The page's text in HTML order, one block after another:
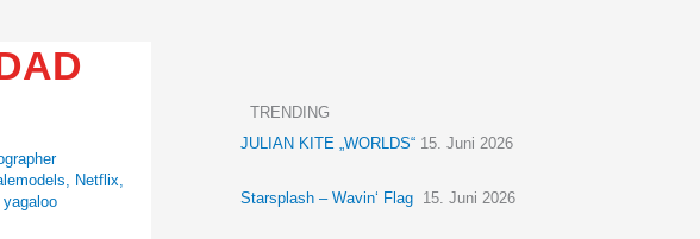
, Netflix,
yagaloo
TRENDING
JULIAN KITE „WORLDS“ 15. Juni 2026
Starsplash – Wavin‘ Flag 15. Juni 2026